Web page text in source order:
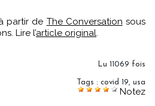
partir de The Conversation sous
Lire l’article original
Lu 11069 fois
Tags : covid 19 usa
Notez